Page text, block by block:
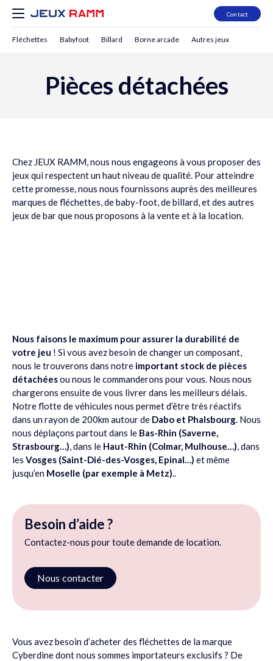
Contact
Fléchettes Babyfoot Billard Borne arcade Autres jeux
Pièces détachées
Chez JEUX RAMM, nous nous engageons à vous proposer des
jeux qui respectent un haut niveau de qualité. Pour atteindre
cette promesse, nous nous fournissons auprès des meilleures
marques defléchettes, debaby-foot, debillard, et des autres
jeux de barque nous proposons à la vente et à la location.
Nous faisons le maximum pour assurer la durabilité de
votre jeu ! Si vous avez besoin de changer un composant,
nous le trouverons dans notre important stock de pièces
détachéesou nous le commanderons pour vous. Nous nous
chargerons ensuite de vous livrer dans les meilleurs délais.
Notre flotte de véhicules nous permet d’être très réactifs
dans un rayon de 200km autour de Dabo et Phalsbourg. Nous
nous déplaçons partout dans le Bas-Rhin (Saverne,
Strasbourg…), dans le Haut-Rhin (Colmar, Mulhouse…), dans
les Vosges (Saint-Dié-des-Vosges, Epinal…) et même
jusqu’en Moselle (par exemple à Metz)..
Besoin d’aide ?
Contactez-nous pour toute demande de location.
Nous contacter
Vous avez besoin d’acheter des fléchettes de la marque
Cyberdine dont nous sommes importateurs exclusifs ? De